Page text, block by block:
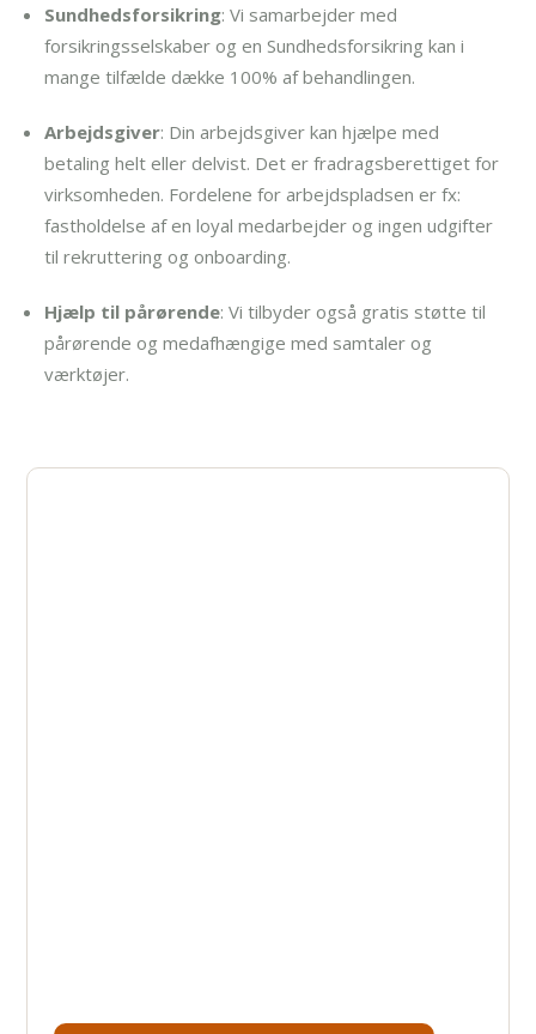
Sundhedsforsikring: Vi samarbejder med
forsikringsselskaber og en Sundhedsforsikring kan i
mange tilfælde dække 100% af behandlingen.
Arbejdsgiver: Din arbejdsgiver kan hjælpe med
betaling helt eller delvist. Det er fradragsberettiget for
virksomheden. Fordelene for arbejdspladsen er fx:
fastholdelse af en loyal medarbejder og ingen udgifter
til rekruttering og onboarding.
Hjælp til pårørende: Vi tilbyder også gratis støtte til
pårørende og medafhængige med samtaler og
værktøjer.